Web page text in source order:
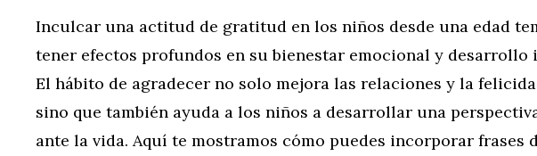
Inculcar una actitud de gratitud en los niños desde una edad
tener efectos profundos en su bienestar emocional y desarrollo
El hábito de agradecer no solo mejora las relaciones y la
sino que también ayuda a los niños a desarrollar una
ante la vida. Aquí te mostramos cómo puedes incorporar frases